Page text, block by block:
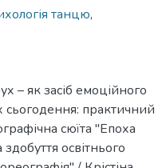
танцю,
– як засіб емоційного
практичний
сюїта "Епоха
освітнього